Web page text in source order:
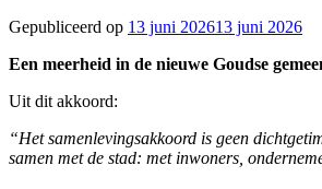
Gepubliceerd op 13 juni 202613 juni 2026
Een meerheid in de nieuwe Goudse
Uit dit akkoord:
“Het samenlevingsakkoord is geen
samen met de stad: met inwoners,